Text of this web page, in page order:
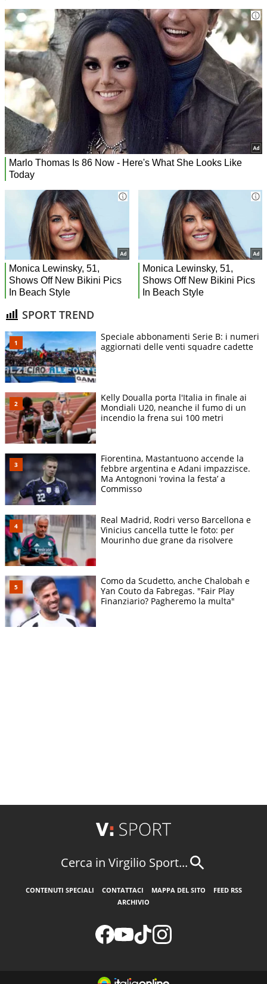
SPORT TREND
Speciale abbonamenti Serie B: i numeri
aggiornati delle venti squadre cadette
Kelly Doualla porta l'Italia in finale ai
Mondiali U20, neanche il fumo di un
incendio la frena sui 100 metri
Fiorentina, Mastantuono accende la
febbre argentina e Adani impazzisce.
Ma Antognoni ‘rovina la festa’ a
Commisso
Real Madrid, Rodri verso Barcellona e
Vinicius cancella tutte le foto: per
Mourinho due grane da risolvere
Como da Scudetto, anche Chalobah e
Yan Couto da Fabregas. "Fair Play
Finanziario? Pagheremo la multa"
Cerca in Virgilio Sport...
CONTENUTI SPECIALI CONTATTACI MAPPA DEL SITO
FEED RSS
ARCHIVIO